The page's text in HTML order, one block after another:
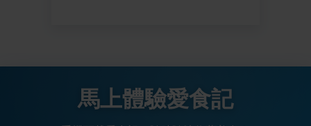
馬上體驗愛食記